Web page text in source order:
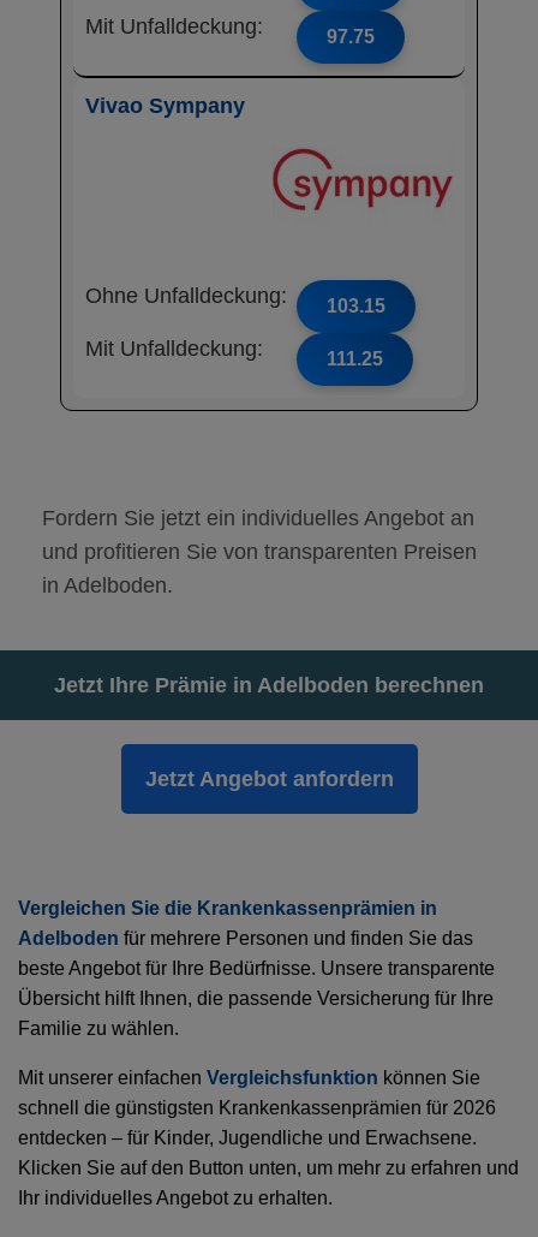
Mit Unfalldeckung: 97.75
Vivao Sympany
Ohne Unfalldeckung: 103.15
Mit Unfalldeckung: 111.25
Fordern Sie jetzt ein individuelles Angebot an
und profitieren Sie von transparenten Preisen
in Adelboden.
Jetzt Ihre Prämie in Adelboden berechnen
Jetzt Angebot anfordern
Vergleichen Sie die Krankenkassenprämien in
Adelboden für mehrere Personen und finden Sie das
beste Angebot für Ihre Bedürfnisse. Unsere transparente
Übersicht hilft Ihnen, die passende Versicherung für Ihre
Familie zu wählen.
Mit unserer einfachen Vergleichsfunktion können Sie
schnell die günstigsten Krankenkassenprämien für 2026
entdecken – für Kinder, Jugendliche und Erwachsene.
Klicken Sie auf den Button unten, um mehr zu erfahren und
Ihr individuelles Angebot zu erhalten.